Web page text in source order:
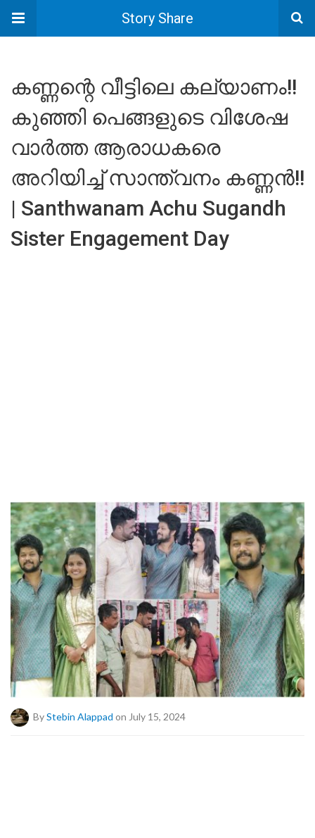
Story Share
കണ്ണന്റെ വീട്ടിലെ കല്യാണം!!
കുഞ്ഞി പെങ്ങളുടെ വിശേഷ
വാർത്ത ആരാധകരെ
അറിയിച്ച് സാന്ത്വനം കണ്ണൻ!!
| Santhwanam Achu Sugandh
Sister Engagement Day
ByStebin Alappad on July 15, 2024